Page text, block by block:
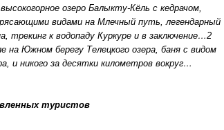
озеро Балыкту-Кёль с кедрачом,
видами на Млечный путь, легендарный
к водопаду Куркуре и в заключение…2
на Южном берегу Телецкого озера, баня с видом
и никого за десятки километров вокруг…
туристов